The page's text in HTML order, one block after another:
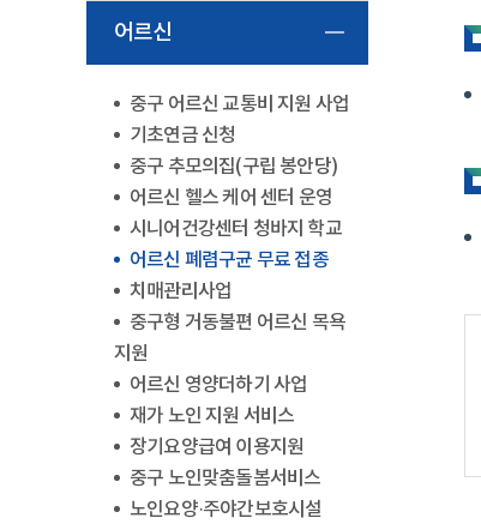
어르신
중구 어르신 교통비 지원 사업
기초연금 신청
중구 추모의집(구립 봉안당)
어르신 헬스 케어 센터 운영
시니어건강센터 청바지 학교
어르신 폐렴구균 무료 접종
치매관리사업
중구형 거동불편 어르신 목욕
지원
어르신 영양더하기 사업
재가 노인 지원 서비스
장기요양급여 이용지원
중구 노인맞춤돌봄서비스
노인요양·주야간보호시설